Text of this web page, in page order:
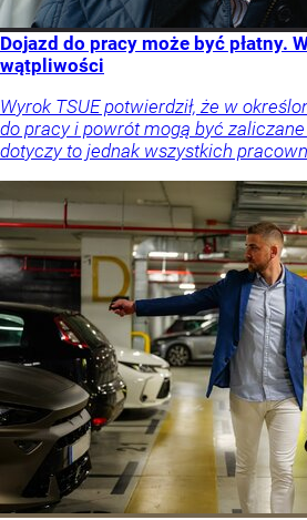
Dojazd do pracy może być płatny.
wątpliwości
Wyrok TSUE potwierdził, że w
do pracy i powrót mogą być
dotyczy to jednak wszystkich